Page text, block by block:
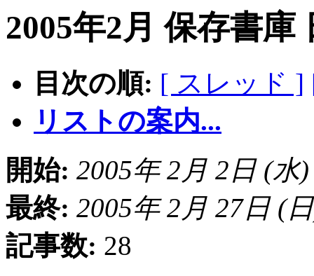
2005年2月 保存書庫
目次の順: [ スレッド ]
リストの案内...
開始: 2005年 2月 2日 (水
最終: 2005年 2月 27日 (
記事数: 28